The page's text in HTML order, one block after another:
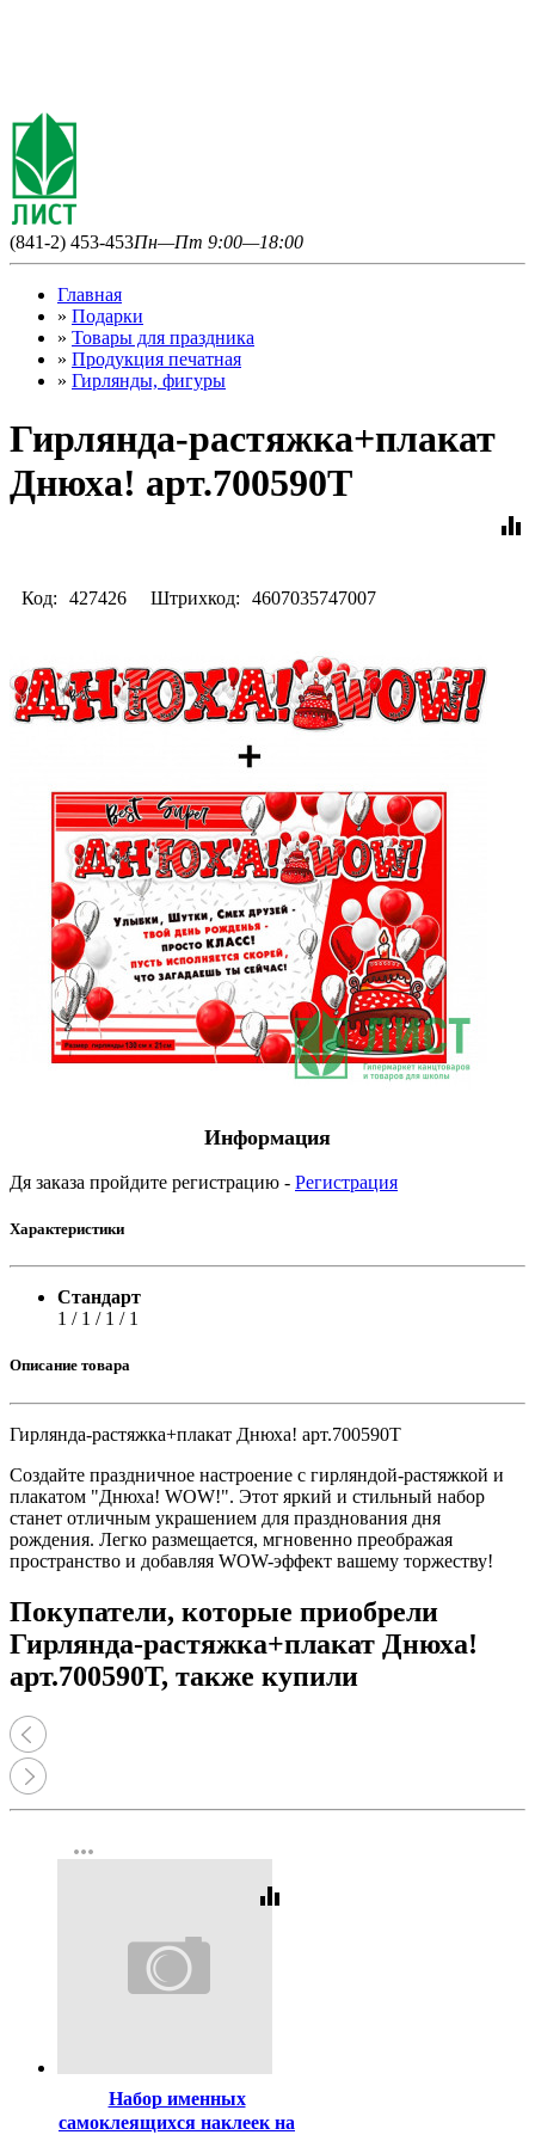
(841-2) 453-453Пн—Пт 9:00—18:00
Главная
» Подарки
» Товары для праздника
» Продукция печатная
» Гирлянды, фигуры
Гирлянда-растяжка+плакат
Днюха! арт.700590Т
equalizer
Код: 427426 Штрихкод: 4607035747007
Информация
Дя заказа пройдите регистрацию - Регистрация
Характеристики
Стандарт
1 / 1 / 1 / 1
Описание товара
Гирлянда-растяжка+плакат Днюха! арт.700590Т
Создайте праздничное настроение с гирляндой-растяжкой и
плакатом "Днюха! WOW!". Этот яркий и стильный набор
станет отличным украшением для празднования дня
рождения. Легко размещается, мгновенно преображая
пространство и добавляя WOW-эффект вашему торжеству!
Покупатели, которые приобрели
Гирлянда-растяжка+плакат Днюха!
арт.700590Т, также купили
more_horiz
equalizer
Набор именных
самоклеящихся наклеек на